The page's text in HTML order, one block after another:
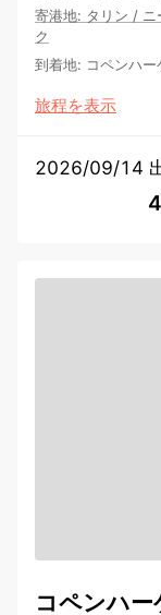
寄港地: タリン /
ク
到着地: コペンハ
旅程を表示
2026/09/14
コペンハー